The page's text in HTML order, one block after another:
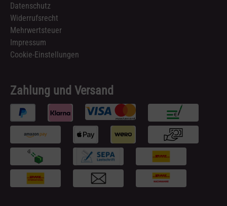
Datenschutz
Widerrufsrecht
Mehrwertsteuer
Impressum
Cookie-Einstellungen
Zahlung und Versand